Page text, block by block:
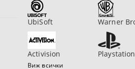
UbiSoft Warner
Activision Playstation
Виж всички